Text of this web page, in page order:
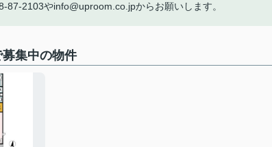
87-2103やinfo@uproom.co.jpからお願いします。
集中の物件